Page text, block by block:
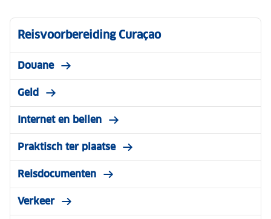
Reisvoorbereiding Curaçao
Douane
Geld
Internet en bellen
Praktisch ter plaatse
Reisdocumenten
Verkeer